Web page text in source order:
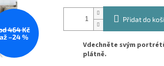
464 Kč
až –24 %
Přidat do
Vdechněte svým
plátně.